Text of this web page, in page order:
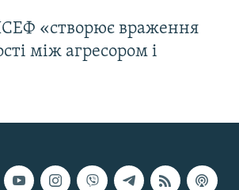
«створює враження
між агресором і